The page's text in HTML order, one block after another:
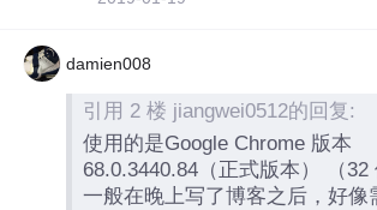
damien008
引用 2 楼 jiangwei0512的回复:
使用的是Google Chrome 版本
68.0.3440.84（正式版本） （32
一般在晚上写了博客之后，好像